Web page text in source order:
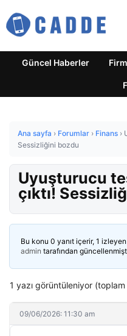
Güncel Haberler
Ana sayfa › Forumlar › Finans ›
Sessizliğini bozdu
Uyuşturucu
çıktı!
Bu konu 0 yanıt içerir, 1
admin tarafından
1 yazı görüntüleniyor (toplam
09/06/2026: 11:30 am